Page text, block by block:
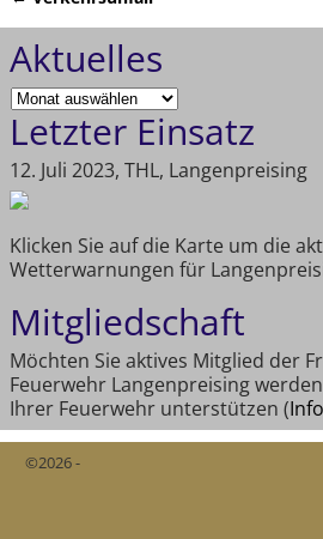
Artikelnavigation
Aktuelles
Letzter Einsatz
12. Juli 2023, THL, Langenpreising
Klicken Sie auf die Karte um die
Wetterwarnungen für
Mitgliedschaft
Möchten Sie aktives Mitglied der
Feuerwehr Langenpreising
Ihrer Feuerwehr unterstützen (Info
©2026 -